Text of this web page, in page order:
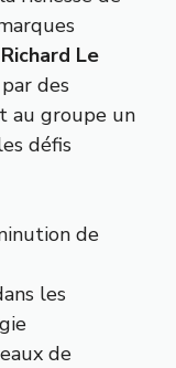
Richard Le
des
au groupe un
défis
de
les
de